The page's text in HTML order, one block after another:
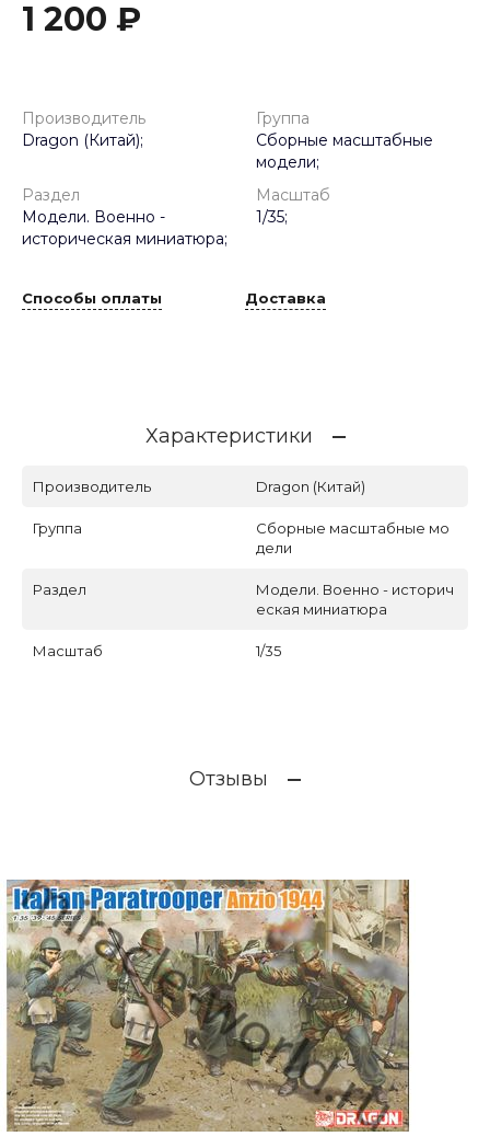
1 200 ₽
Производитель
Dragon (Китай);
Группа
Сборные масштабные
модели;
Раздел
Модели. Военно -
историческая миниатюра;
Масштаб
1/35;
Способы оплаты Доставка
Характеристики
Производитель Dragon (Китай)
Группа
Сборные масштабные мо
дели
Раздел
Модели. Военно - историч
еская миниатюра
Масштаб 1/35
Отзывы